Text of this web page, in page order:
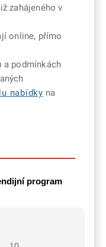
zahájeného v
online, přímo
a podmínkách
nabídky na
program